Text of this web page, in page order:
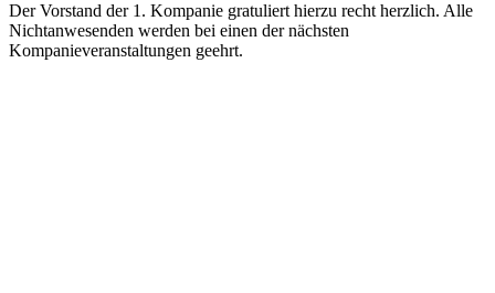
Der Vorstand der 1. Kompanie gratuliert hierzu recht herzlich. Alle
Nichtanwesenden werden bei einen der nächsten
Kompanieveranstaltungen geehrt.